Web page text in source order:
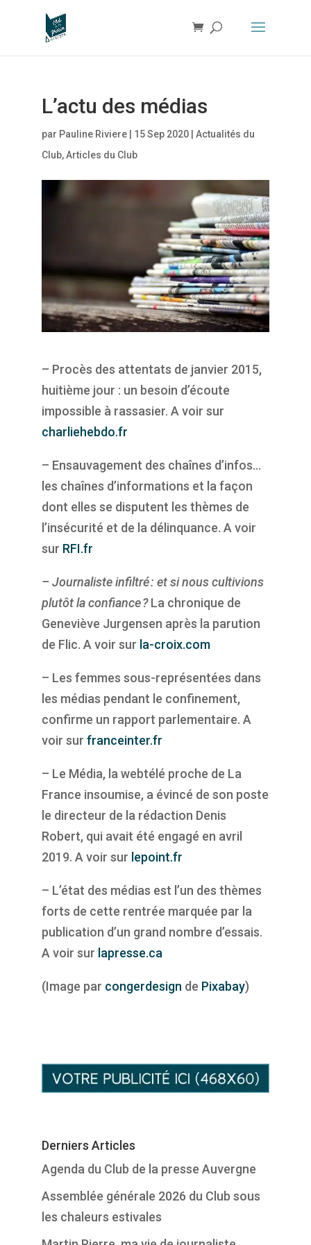
L’actu des médias
par Pauline Riviere| 15 Sep 2020| Actualités du
Club,Articles du Club
– Procès des attentats de janvier 2015,
huitième jour : un besoin d’écoute
impossible à rassasier. A voir sur
charliehebdo.fr
– Ensauvagement des chaînes d’infos…
les chaînes d’informations et la façon
dont elles se disputent les thèmes de
l’insécurité et de la délinquance. A voir
sur RFI.fr
– Journaliste infiltré : et si nous cultivions
plutôt la confiance ?La chronique de
Geneviève Jurgensen après la parution
de Flic. A voir sur la-croix.com
– Les femmes sous-représentées dans
les médias pendant le confinement,
confirme un rapport parlementaire. A
voir sur franceinter.fr
– Le Média, la webtélé proche de La
France insoumise, a évincé de son poste
le directeur de la rédaction Denis
Robert, qui avait été engagé en avril
2019. A voir sur lepoint.fr
– L’état des médias est l’un des thèmes
forts de cette rentrée marquée par la
publication d’un grand nombre d’essais.
A voir sur lapresse.ca
(Image par congerdesign de Pixabay)
Derniers Articles
Agenda du Club de la presse Auvergne
Assemblée générale 2026 du Club sous
les chaleurs estivales